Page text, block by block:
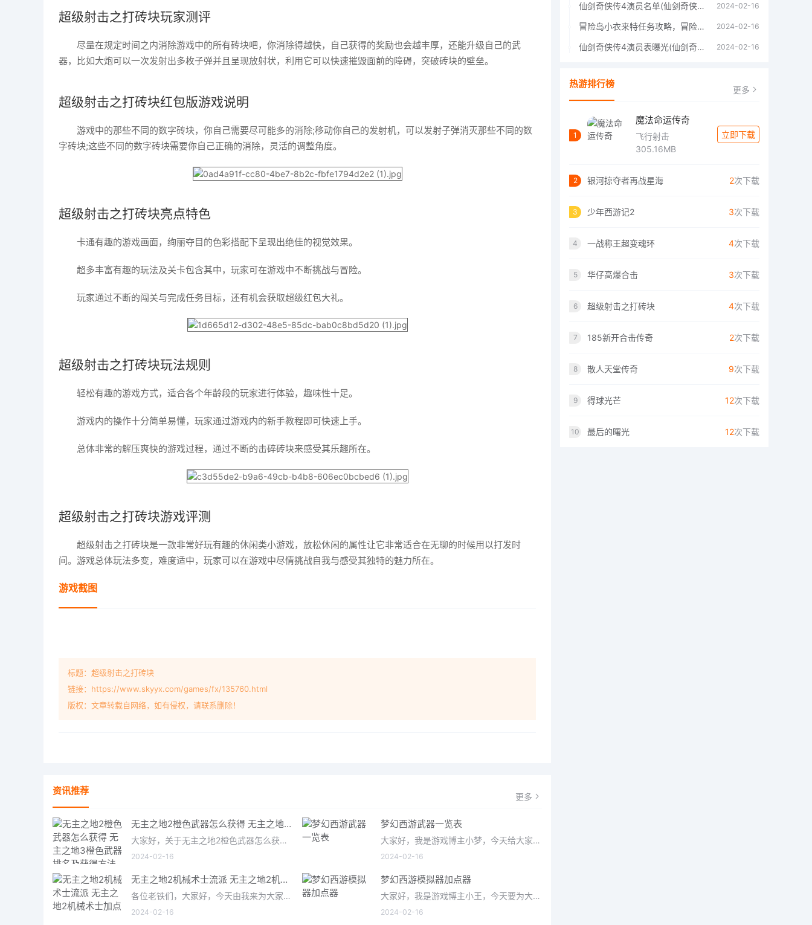
超级射击之打砖块玩家测评
尽量在规定时间之内消除游戏中的所有砖块吧，你消除得越快，自己获得的奖励也会越丰厚，还能升级自己的武
器，比如大炮可以一次发射出多枚子弹并且呈现放射状，利用它可以快速摧毁面前的障碍，突破砖块的壁垒。
超级射击之打砖块红包版游戏说明
游戏中的那些不同的数字砖块，你自己需要尽可能多的消除;移动你自己的发射机，可以发射子弹消灭那些不同的数
字砖块;这些不同的数字砖块需要你自己正确的消除，灵活的调整角度。
超级射击之打砖块亮点特色
卡通有趣的游戏画面，绚丽夺目的色彩搭配下呈现出绝佳的视觉效果。
超多丰富有趣的玩法及关卡包含其中，玩家可在游戏中不断挑战与冒险。
玩家通过不断的闯关与完成任务目标，还有机会获取超级红包大礼。
超级射击之打砖块玩法规则
轻松有趣的游戏方式，适合各个年龄段的玩家进行体验，趣味性十足。
游戏内的操作十分简单易懂，玩家通过游戏内的新手教程即可快速上手。
总体非常的解压爽快的游戏过程，通过不断的击碎砖块来感受其乐趣所在。
超级射击之打砖块游戏评测
超级射击之打砖块是一款非常好玩有趣的休闲类小游戏，放松休闲的属性让它非常适合在无聊的时候用以打发时
间。游戏总体玩法多变，难度适中，玩家可以在游戏中尽情挑战自我与感受其独特的魅力所在。
游戏截图
标题：超级射击之打砖块
链接：https://www.skyyx.com/games/fx/135760.html
版权：文章转载自网络，如有侵权，请联系删除！
资讯推荐 更多
无主之地2橙色武器怎么获得 无主之地3橙色武器排名及获得方法
大家好，关于无主之地2橙色武器怎么获得很多朋友都还不太明白，今天小编就来为大家分享关于无主之地3橙色武器排
2024-02-16
梦幻西游武器一览表
大家好，我是游戏博主小梦，今天给大家带来的是梦幻西游武器一览表。作为一款经典的国产MMORPG游戏，梦幻西游拥有
2024-02-16
无主之地2机械术士流派 无主之地2机械术士加点
各位老铁们，大家好，今天由我来为大家分享无主之地2机械术士流派，以及无主之地2机械术士加点的相关问题知识，希望
2024-02-16
梦幻西游模拟器加点器
大家好，我是游戏博主小王，今天要为大家介绍的是备受玩家关注的梦幻西游模拟器加点器。作为一款经典的仙侠类游
2024-02-16
仙剑奇侠传4演员名单(仙剑奇侠传4四大主角) 2024-02-16
冒险岛小衣来特任务攻略，冒险岛阿里安特文化的任务这个很多人还不知道 2024-02-16
仙剑奇侠传4演员表曝光(仙剑奇侠传4人物详细信息) 2024-02-16
热游排行榜 更多
1
魔法命运传奇
飞行射击
305.16MB
立即下载
2 银河掠夺者再战星海 2次下载
3 少年西游记2 3次下载
4 一战称王超变魂环 4次下载
5 华仔高爆合击 3次下载
6 超级射击之打砖块 4次下载
7 185新开合击传奇 2次下载
8 散人天堂传奇 9次下载
9 得球光芒 12次下载
10 最后的曙光 12次下载